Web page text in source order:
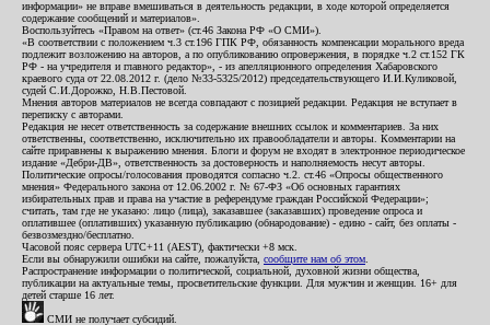
информации» не вправе вмешиваться в деятельность редакции, в ходе которой определяется
содержание сообщений и материалов».
Воспользуйтесь «Правом на ответ» (ст.46 Закона РФ «О СМИ»).
«В соответствии с положением ч.3 ст.196 ГПК РФ, обязанность компенсации морального вреда
подлежит возложению на авторов, а по опубликованию опровержения, в порядке ч.2 ст.152 ГК
РФ - на учредителя и главного редактор», - из апелляционного определения Хабаровского
краевого суда от 22.08.2012 г. (дело №33-5325/2012) председательствующего И.И.Куликовой,
судей С.И.Дорожко, Н.В.Пестовой.
Мнения авторов материалов не всегда совпадают с позицией редакции. Редакция не вступает в
переписку с авторами.
Редакция не несет ответственность за содержание внешних ссылок и комментариев. За них
ответственны, соответственно, исключительно их правообладатели и авторы. Комментарии на
сайте приравнены к выражению мнения. Блоги и форум не входят в электронное периодическое
издание «Дебри-ДВ», ответственность за достоверность и наполняемость несут авторы.
Политические опросы/голосования проводятся согласно ч.2. ст.46 «Опросы общественного
мнения» Федерального закона от 12.06.2002 г. № 67-ФЗ «Об основных гарантиях
избирательных прав и права на участие в референдуме граждан Российской Федерации»;
считать, там где не указано: лицо (лица), заказавшее (заказавших) проведение опроса и
оплатившее (оплативших) указанную публикацию (обнародование) - едино - сайт, без оплаты -
безвозмездно/бесплатно.
Часовой пояс сервера UTC+11 (AEST), фактически +8 мск.
Если вы обнаружили ошибки на сайте, пожалуйста, сообщите нам об этом
Распространение информации о политической, социальной, духовной жизни общества,
публикации на актуальные темы, просветительские функции. Для мужчин и женщин. 16+ для
детей старше 16 лет.
СМИ не получает субсидий.